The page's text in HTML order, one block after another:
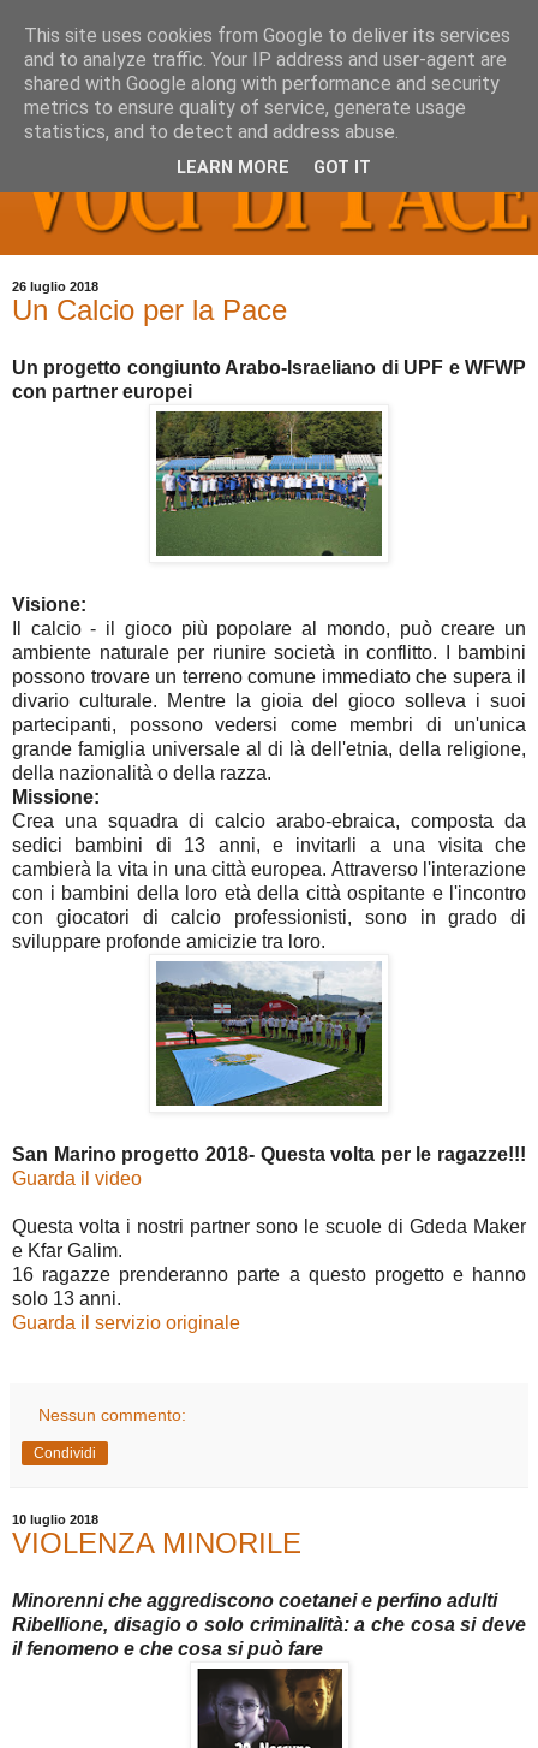
26 luglio 2018
Un Calcio per la Pace
Un progetto congiunto Arabo-Israeliano di UPF e WFWP
con partner europei
Visione:
Il calcio - il gioco più popolare al mondo, può creare un
ambiente naturale per riunire società in conflitto. I bambini
possono trovare un terreno comune immediato che supera il
divario culturale. Mentre la gioia del gioco solleva i suoi
partecipanti, possono vedersi come membri di un'unica
grande famiglia universale al di là dell'etnia, della religione,
della nazionalità o della razza.
Missione:
Crea una squadra di calcio arabo-ebraica, composta da
sedici bambini di 13 anni, e invitarli a una visita che
cambierà la vita in una città europea. Attraverso l'interazione
con i bambini della loro età della città ospitante e l'incontro
con giocatori di calcio professionisti, sono in grado di
sviluppare profonde amicizie tra loro.
San Marino progetto 2018- Questa volta per le ragazze!!!
Guarda il video
Questa volta i nostri partner sono le scuole di Gdeda Maker
e Kfar Galim.
16 ragazze prenderanno parte a questo progetto e hanno
solo 13 anni.
Guarda il servizio originale
Nessun commento:
Condividi
10 luglio 2018
VIOLENZA MINORILE
Minorenni che aggrediscono coetanei e perfino adulti
Ribellione, disagio o solo criminalità: a che cosa si deve
il fenomeno e che cosa si può fare
This site uses cookies from Google to deliver its services
and to analyze traffic. Your IP address and user-agent are
shared with Google along with performance and security
metrics to ensure quality of service, generate usage
statistics, and to detect and address abuse.
LEARN MORE GOT IT